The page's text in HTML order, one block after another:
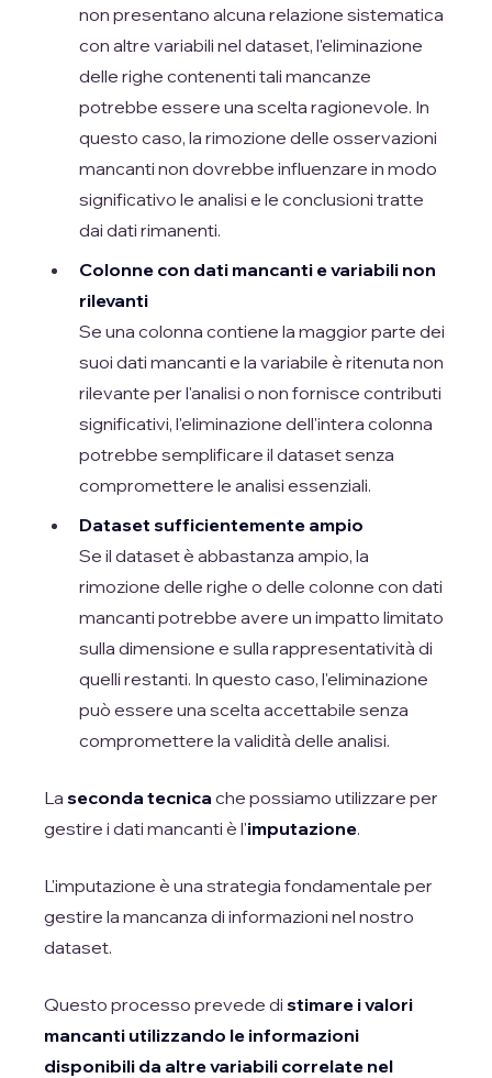
non presentano alcuna relazione sistematica
con altre variabili nel dataset, l'eliminazione
delle righe contenenti tali mancanze
potrebbe essere una scelta ragionevole. In
questo caso, la rimozione delle osservazioni
mancanti non dovrebbe influenzare in modo
significativo le analisi e le conclusioni tratte
dai dati rimanenti.
Colonne con dati mancanti e variabili non
rilevanti
Se una colonna contiene la maggior parte dei
suoi dati mancanti e la variabile è ritenuta non
rilevante per l'analisi o non fornisce contributi
significativi, l'eliminazione dell'intera colonna
potrebbe semplificare il dataset senza
compromettere le analisi essenziali.
Dataset sufficientemente ampio
Se il dataset è abbastanza ampio, la
rimozione delle righe o delle colonne con dati
mancanti potrebbe avere un impatto limitato
sulla dimensione e sulla rappresentatività di
quelli restanti. In questo caso, l'eliminazione
può essere una scelta accettabile senza
compromettere la validità delle analisi.
La seconda tecnica che possiamo utilizzare per
gestire i dati mancanti è l'imputazione.
L'imputazione è una strategia fondamentale per
gestire la mancanza di informazioni nel nostro
dataset.
Questo processo prevede di stimare i valori
mancanti utilizzando le informazioni
disponibili da altre variabili correlate nel